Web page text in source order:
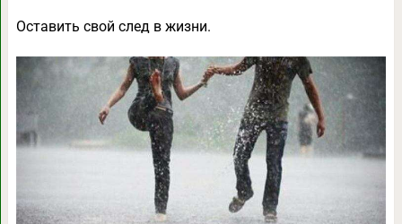
Оставить свой след в жизни.